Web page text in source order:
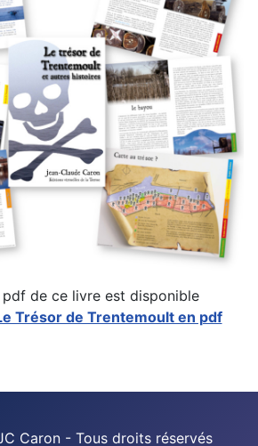
pdf de ce livre est disponible
Trésor de Trentemoult en pdf
Caron - Tous droits réservés